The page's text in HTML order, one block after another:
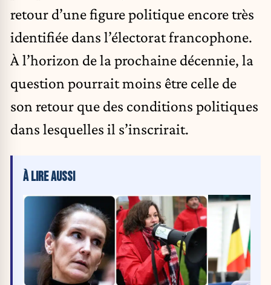
retour d’une figure politique encore très
identifiée dans l’électorat francophone.
À l’horizon de la prochaine décennie, la
question pourrait moins être celle de
son retour que des conditions politiques
dans lesquelles il s’inscrirait.
À LIRE AUSSI